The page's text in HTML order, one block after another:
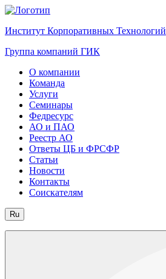
Институт Корпоративных Технологий
Группа компаний ГИК
О компании
Команда
Услуги
Семинары
Федресурс
АО и ПАО
Реестр АО
Ответы ЦБ и ФРСФР
Статьи
Новости
Контакты
Соискателям
Ru